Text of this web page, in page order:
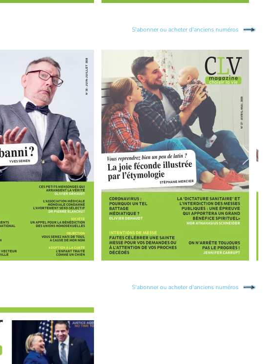
S'abonner ou acheter d'anciens numéros
S'abonner ou acheter d'anciens numéros